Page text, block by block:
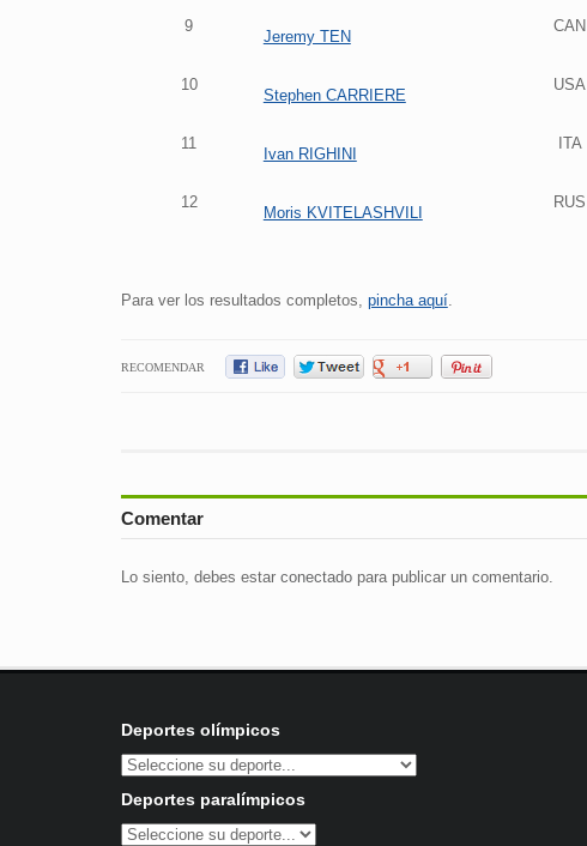
9
Jeremy TEN
CAN
10
Stephen CARRIERE
USA
11
Ivan RIGHINI
ITA
12
Moris KVITELASHVILI
RUS
Para ver los resultados completos, pincha aquí.
RECOMENDAR
Comentar
Lo siento, debes estar conectadopara publicar un comentario.
Deportes olímpicos
Deportes paralímpicos